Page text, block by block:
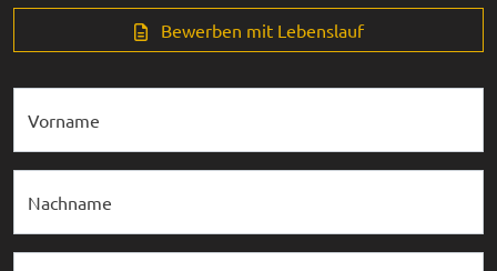
Bewerben mit Lebenslauf
Vorname
Nachname